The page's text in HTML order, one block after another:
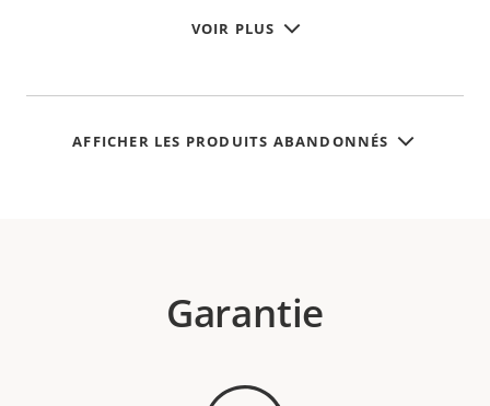
VOIR PLUS
AFFICHER LES PRODUITS ABANDONNÉS
Garantie